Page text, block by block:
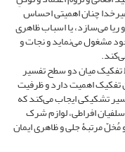
چنان اهمیتی احساس
می‌سازد، یا اسباب ظاهری
مشغول می‌نماید و نجات و
تفکیک میان دو سطح تفسیر
تفکیک اهمیت دارد و ظرفیت
تشکیکی ایجاب می‌کند که
افراطی، لوازم شرک
مرتبۀ جلی و ظاهری ایمان